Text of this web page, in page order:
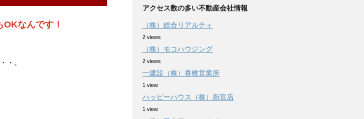
なんです！
・。
アクセス数の多い不動産会社情報
（株）総合リアルティ
2 views
（株）モコハウジング
2 views
一建設（株）香椎営業所
1 view
ハッピーハウス（株）新宮店
1 view